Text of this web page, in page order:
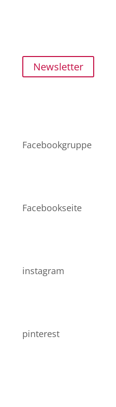
Newsletter
Netzwerk
Facebookgruppe
Facebookseite
instagram
pinterest